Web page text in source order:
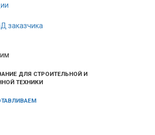
заказчика
ДЛЯ СТРОИТЕЛЬНОЙ И
ТЕХНИКИ